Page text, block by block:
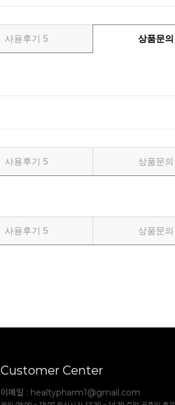
사용후기 5 상품문의
사용후기 5 상품문의
사용후기 5 상품문의
Customer Center
이메일 : healtypharm1@gmail.com